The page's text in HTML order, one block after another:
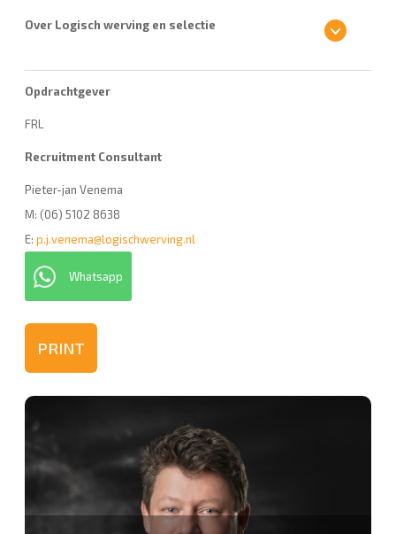
Over Logisch werving en selectie
Opdrachtgever
FRL
Recruitment Consultant
Pieter-jan Venema
M: (06) 5102 8638
E: p.j.venema@logischwerving.nl
Whatsapp